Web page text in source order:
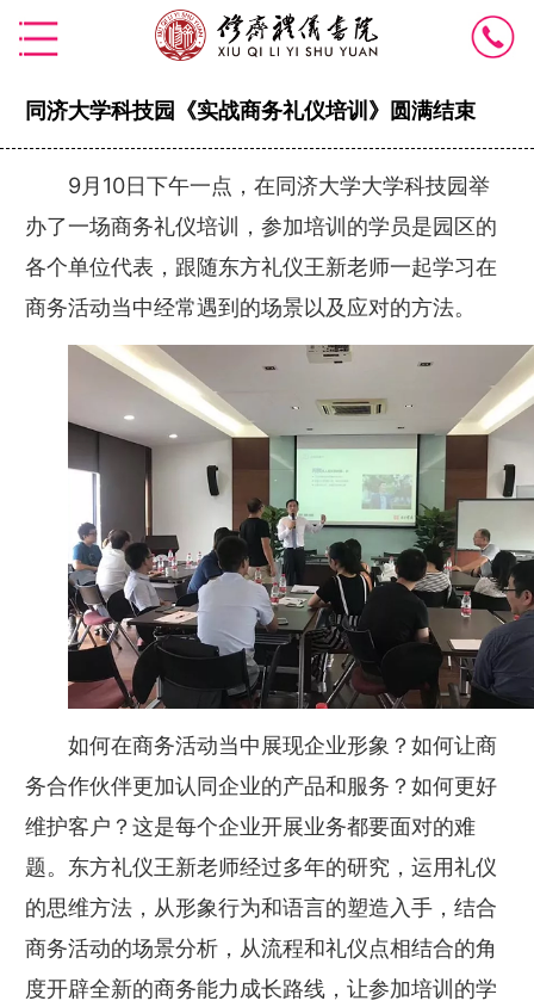
同济大学科技园《实战商务礼仪培训》圆满结束
9月10日下午一点，在同济大学大学科技园举
办了一场商务礼仪培训，参加培训的学员是园区的
各个单位代表，跟随东方礼仪王新老师一起学习在
商务活动当中经常遇到的场景以及应对的方法。
如何在商务活动当中展现企业形象？如何让商
务合作伙伴更加认同企业的产品和服务？如何更好
维护客户？这是每个企业开展业务都要面对的难
题。东方礼仪王新老师经过多年的研究，运用礼仪
的思维方法，从形象行为和语言的塑造入手，结合
商务活动的场景分析，从流程和礼仪点相结合的角
度开辟全新的商务能力成长路线，让参加培训的学